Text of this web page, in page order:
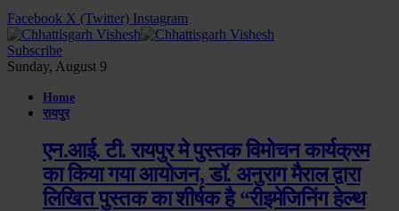
Facebook X (Twitter) Instagram
Subscribe
Sunday, August 9
Home
रायपुर
एन.आई. टी. रायपुर मे पुस्तक विमोचन कार्यक्रम
का किया गया आयोजन, डॉ. अनुराग मैराल द्वारा
लिखित पुस्तक का शीर्षक है “रीइमेजिनिंग हेल्थ